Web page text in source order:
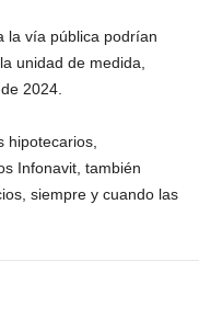
la vía pública podrían
unidad de medida,
2024.
hipotecarios,
Infonavit, también
siempre y cuando las